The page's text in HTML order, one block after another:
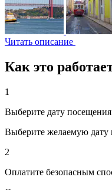
Читать описание
Как это
1
Выберите дату посещения
Выберите желаемую дату
2
Оплатите безопасным